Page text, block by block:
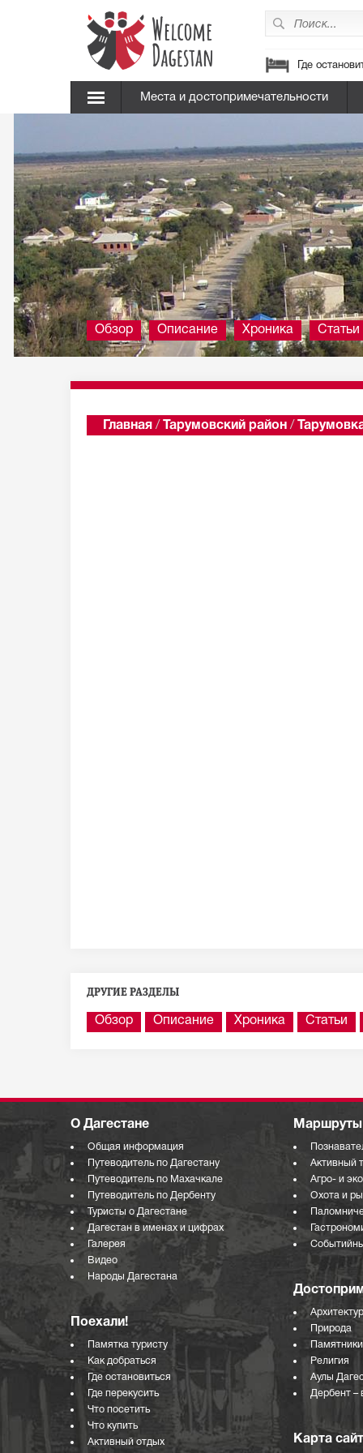
Где
Места и достопримечательности
Обзор Описание Хроника Статьи
Главная / Тарумовский район /
ДРУГИЕ РАЗДЕЛЫ
Обзор Описание Хроника Статьи
О Дагестане
Общая информация
Путеводитель по Дагестану
Путеводитель по Махачкале
Путеводитель по Дербенту
Туристы о Дагестане
Дагестан в именах и цифрах
Галерея
Видео
Народы Дагестана
Поехали!
Памятка туристу
Как добраться
Где остановиться
Где перекусить
Что посетить
Что купить
Активный отдых
Маршруты
Активный
Агро- и
Охота и
Природа
Памятники
Религия
Аулы
Дербент –
Карта